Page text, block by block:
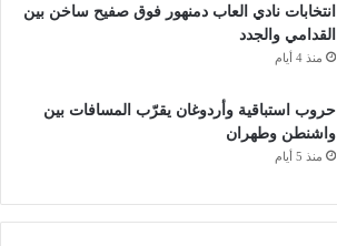
انتخابات نادي العاب دمنهور فوق صفيح ساخن بين
القدامي والجدد
منذ 4 أيام
حروب استباقية وأردوغان يقرّب المسافات بين
واشنطن وطهران
منذ 5 أيام